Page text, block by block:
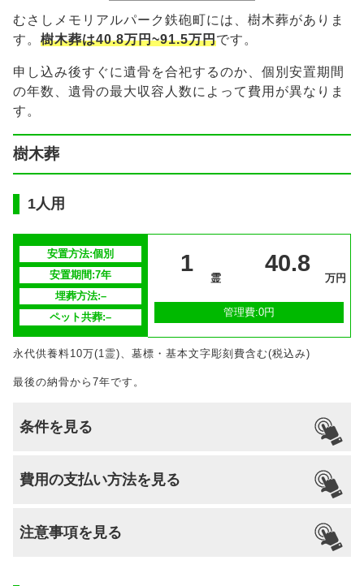
むさしメモリアルパーク鉄砲町には、樹木葬がありま
す。 樹木葬は40.8万円~91.5万円です。
申し込み後すぐに遺骨を合祀するのか、個別安置期間
の年数、遺骨の最大収容人数によって費用が異なりま
す。
樹木葬
1人用
安置方法:個別
安置期間:7年
埋葬方法:–
ペット共葬:–
1
霊
40.8
万円
管理費:0円
永代供養料10万(1霊)、墓標・基本文字彫刻費含む(税込み)
最後の納骨から7年です。
条件を見る
国籍 宗派
納骨
生前申込
可能
費用の支払い方法を見る
注意事項を見る